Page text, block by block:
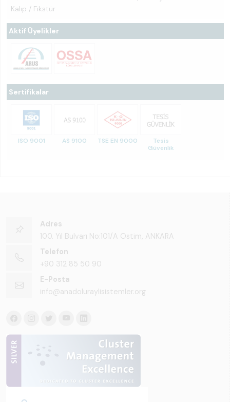
Kalıp / Fikstür
Aktif Üyelikler
Sertifikalar
ISO 9001 AS 9100 TSE EN 9000
Tesis
Güvenlik
Adres
100. Yıl Bulvarı No:101/A Ostim, ANKARA
Telefon
+90 312 85 50 90
E-Posta
info@anadoluraylisistemler.org